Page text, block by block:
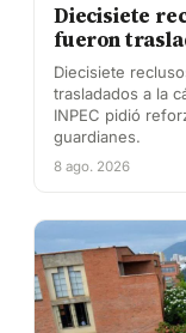
Diecisiete
fueron
Diecisiete
trasladados a la
INPEC pidió
guardianes.
8 ago. 2026